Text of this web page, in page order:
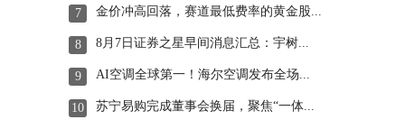
7 金价冲高回落，赛道最低费率的黄金股...
8 8月7日证券之星早间消息汇总：宇树...
9 AI空调全球第一！海尔空调发布全场...
10 苏宁易购完成董事会换届，聚焦“一体...